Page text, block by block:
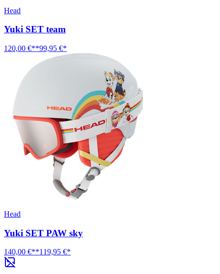
Head
Yuki SET team
120,00 €**99,95 €*
Head
Yuki SET PAW sky
140,00 €**119,95 €*